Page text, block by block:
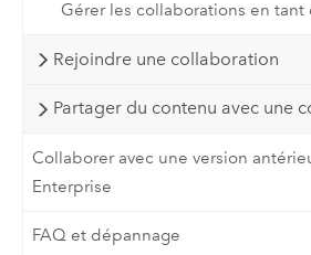
Gérer les collaborations en tant
Rejoindre une collaboration
Partager du contenu avec une
Collaborer avec une version
Enterprise
FAQ et dépannage